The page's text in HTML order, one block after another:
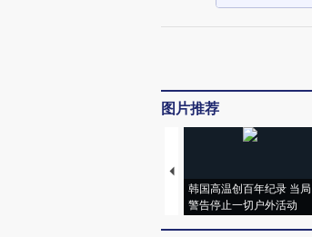
图片推荐
韩国高温创百年纪录 当局
警告停止一切户外活动